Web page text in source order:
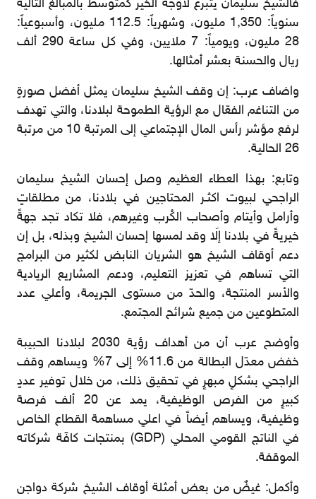
فالشيخ سليمان يتبرع لأوجه الخير كمتوسط بالمبالغ التالية
سنوياً: 1,350 مليون، وشهرياً: 112.5 مليون، وأسبوعياً:
28 مليون، ويومياً: 7 ملايين، وفي كل ساعة 290 ألف
ريال والحسنة بعشر أمثالها.
واضاف عرب: إن وقف الشيخ سليمان يمثل أفضل صورةٍ
من التناغم الفعّال مع الرؤية الطموحة لبلادنا، والتي تهدف
لرفع مؤشر رأس المال الإجتماعي إلى المرتبة 10 من مرتبة
26 الحالية.
وتابع: بهذا العطاء العظيم وصل إحسان الشيخ سليمان
الراجحي لبيوت اكثـر المحتاجين في بلادنا، من مطلقاتٍ
وأرامل وأيتام وأصحاب الكُرب وغيرهم، فلا تكاد تجد جهةً
خيريةً في بلادنا إلَا وقد لمسها إحسان الشيخ وبذله، بل إن
دعم أوقاف الشيخ هو الشريان النابض لكثير من البرامج
التي تساهم في تعزيز التعليم، ودعم المشاريع الريادية
والأسر المنتجة، والحدّ من مستوى الجريمة، وأعلي عدد
المتطوعين من جميع شرائح المجتمع.
وأوضح عرب أن من أهداف رؤية 2030 لبلادنا الحبيبة
خفض معدّل البطالة من 11.6% إلى 7% ويساهم وقف
الراجحي بشكلٍ مبهرٍ في تحقيق ذلك، من خلال توفير عددٍ
كبيرٍ من الفرص الوظيفية، يمد عن 20 ألف فرصة
وظيفية، ويساهم أيضاً في اعلي مساهمة القطاع الخاص
في الناتج القومي المحلي (GDP) بمنتجات كافّة شركاته
الموقفة.
وأكمل: غيضٌ من بعض أمثلة أوقاف الشيخ شركة دواجن